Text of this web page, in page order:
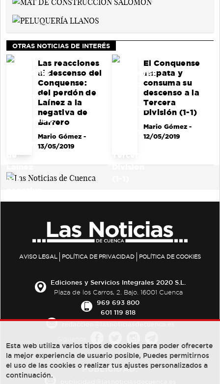
OTRAS NOTICIAS DE INTERÉS
Las reacciones
al descenso del
Conquense:
del perdón de
Laínez a la
negativa de
Barrero
Mario Gómez-
13/05/2019
El Conquense
empata y
consuma su
descenso a la
Tercera
División (1-1)
Mario Gómez-
12/05/2019
AVISO LEGAL POLÍTICA DE PRIVACIDAD POLÍTICA DE COOKIES
Ediciones y Servicios Integrales 2020 S.L.
Plaza de los Carros, 2. Bajo. 16001 Cuenca
969 693 800
601 119 818
PUBLICIDAD:
Esta web utiliza varios tipos de cookies para poder ofrecerte
la mejor experiencia de usuario posible, Puedes permitirnos
el uso de las cookies o realizar tus ajustes personalizados a
continuación.